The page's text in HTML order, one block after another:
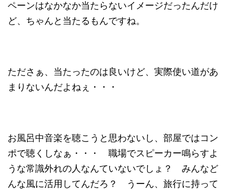
ペーンはなかなか当たらないイメージだったんだけ
ど、ちゃんと当たるもんですね。
たださぁ、当たったのは良いけど、実際使い道があ
まりないんだよねぇ・・・
お風呂中音楽を聴こうと思わないし、部屋ではコン
ポで聴くしなぁ・・・ 職場でスピーカー鳴らすよ
うな常識外れの人なんていないでしょ？ みんなど
んな風に活用してんだろ？ うーん、旅行に持って